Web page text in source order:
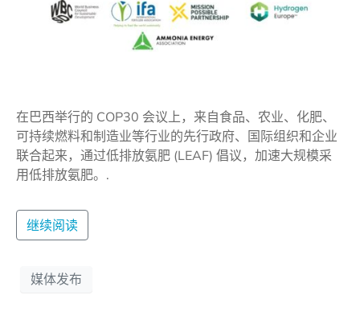
在巴西举行的 COP30 会议上，来自食品、农业、化肥、
可持续燃料和制造业等行业的先行政府、国际组织和企业
联合起来，通过低排放氨肥 (LEAF) 倡议，加速大规模采
用低排放氨肥。.
继续阅读
媒体发布